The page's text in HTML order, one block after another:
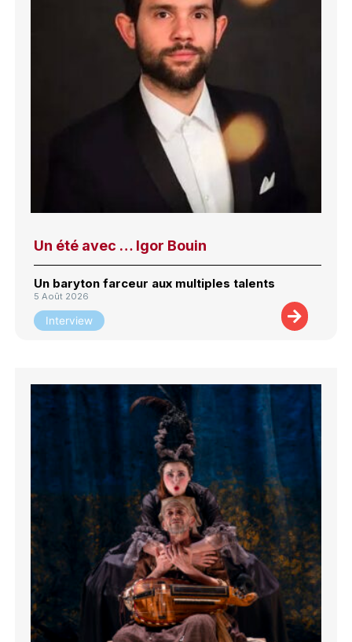
Un été avec … Igor Bouin
Un baryton farceur aux multiples talents
5 Août 2026
Interview